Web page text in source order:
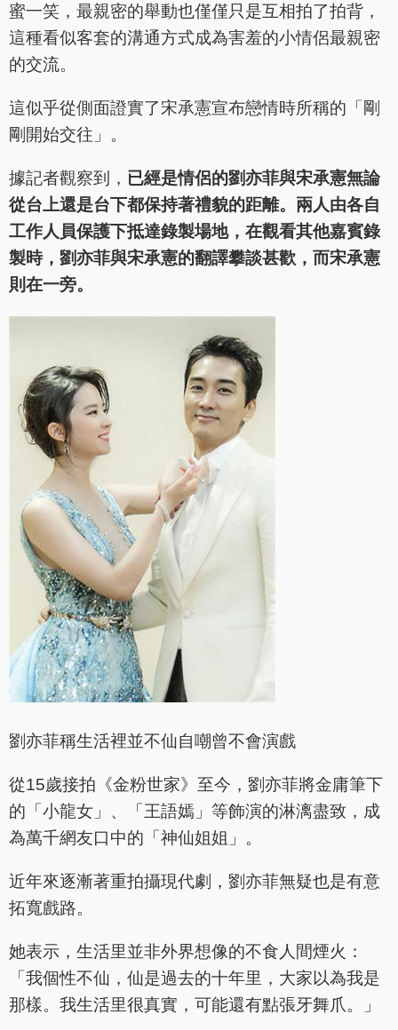
蜜一笑，最親密的舉動也僅僅只是互相拍了拍背，
這種看似客套的溝通方式成為害羞的小情侶最親密
的交流。
這似乎從側面證實了宋承憲宣布戀情時所稱的「剛
剛開始交往」。
據記者觀察到， 已經是情侶的劉亦菲與宋承憲無論
從台上還是台下都保持著禮貌的距離。兩人由各自
工作人員保護下抵達錄製場地，在觀看其他嘉賓錄
製時，劉亦菲與宋承憲的翻譯攀談甚歡，而宋承憲
則在一旁。
劉亦菲稱生活裡並不仙自嘲曾不會演戲
從15歲接拍《金粉世家》至今，劉亦菲將金庸筆下
的「小龍女」、「王語嫣」等飾演的淋漓盡致，成
為萬千網友口中的「神仙姐姐」。
近年來逐漸著重拍攝現代劇，劉亦菲無疑也是有意
拓寬戲路。
她表示，生活里並非外界想像的不食人間煙火：
「我個性不仙，仙是過去的十年里，大家以為我是
那樣。我生活里很真實，可能還有點張牙舞爪。」